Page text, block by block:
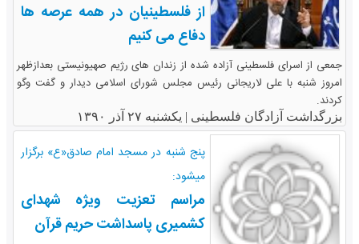
از فلسطینیان در همه عرصه ها
دفاع می کنیم
جمعی از اسرای فلسطینی آزاده شده از زندان های رژیم صهیونیستی بعدازظهر
امروز شنبه با علی لاریجانی رئیس مجلس شورای اسلامی دیدار و گفت وگو
کردند.
بزرگداشت آزادگان فلسطینی | یکشنبه ۲۷ آذر ۱۳۹۰
پنج شنبه در مسجد امام صادق«ع» برگزار
میشود:
مراسم تعزیت ویژه شهدای
کشمیری پاسداشت حریم قرآن